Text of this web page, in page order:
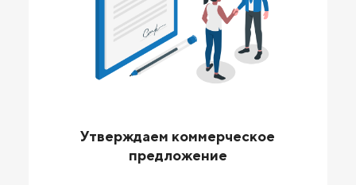
Утверждаем коммерческое
предложение